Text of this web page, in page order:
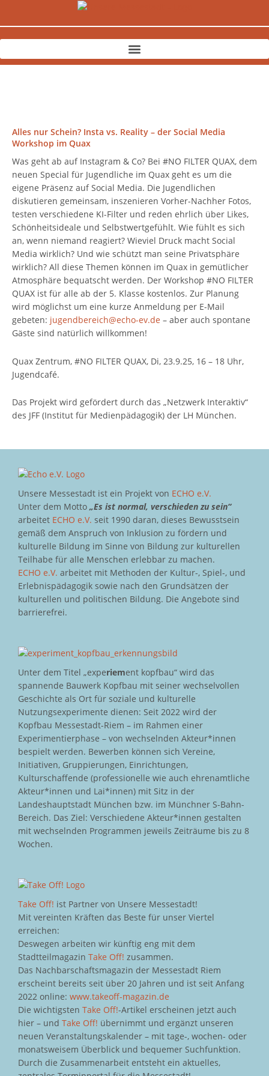
Alles nur Schein? Insta vs. Reality – der Social Media
Workshop im Quax
Was geht ab auf Instagram & Co? Bei #NO FILTER QUAX, dem
neuen Special für Jugendliche im Quax geht es um die
eigene Präsenz auf Social Media. Die Jugendlichen
diskutieren gemeinsam, inszenieren Vorher-Nachher Fotos,
testen verschiedene KI-Filter und reden ehrlich über Likes,
Schönheitsideale und Selbstwertgefühlt. Wie fühlt es sich
an, wenn niemand reagiert? Wieviel Druck macht Social
Media wirklich? Und wie schützt man seine Privatsphäre
wirklich? All diese Themen können im Quax in gemütlicher
Atmosphäre bequatscht werden. Der Workshop #NO FILTER
QUAX ist für alle ab der 5. Klasse kostenlos. Zur Planung
wird möglichst um eine kurze Anmeldung per E-Mail
gebeten: jugendbereich@echo-ev.de – aber auch spontane
Gäste sind natürlich willkommen!
Quax Zentrum, #NO FILTER QUAX, Di, 23.9.25, 16 – 18 Uhr,
Jugendcafé.
Das Projekt wird gefördert durch das „Netzwerk Interaktiv“
des JFF (Institut für Medienpädagogik) der LH München.
Unsere Messestadt ist ein Projekt von ECHO e.V.
Unter dem Motto „Es ist normal, verschieden zu sein“
arbeitet ECHO e.V. seit 1990 daran, dieses Bewusstsein
gemäß dem Anspruch von Inklusion zu fördern und
kulturelle Bildung im Sinne von Bildung zur kulturellen
Teilhabe für alle Menschen erlebbar zu machen.
ECHO e.V. arbeitet mit Methoden der Kultur-, Spiel-, und
Erlebnispädagogik sowie nach den Grundsätzen der
kulturellen und politischen Bildung. Die Angebote sind
barrierefrei.
Unter dem Titel „experiement kopfbau“ wird das
spannende Bauwerk Kopfbau mit seiner wechselvollen
Geschichte als Ort für soziale und kulturelle
Nutzungsexperimente dienen: Seit 2022 wird der
Kopfbau Messestadt-Riem – im Rahmen einer
Experimentierphase – von wechselnden Akteur*innen
bespielt werden. Bewerben können sich Vereine,
Initiativen, Gruppierungen, Einrichtungen,
Kulturschaffende (professionelle wie auch ehrenamtliche
Akteur*innen und Lai*innen) mit Sitz in der
Landeshauptstadt München bzw. im Münchner S-Bahn-
Bereich. Das Ziel: Verschiedene Akteur*innen gestalten
mit wechselnden Programmen jeweils Zeiträume bis zu 8
Wochen.
Take Off! ist Partner von Unsere Messestadt!
Mit vereinten Kräften das Beste für unser Viertel
erreichen:
Deswegen arbeiten wir künftig eng mit dem
Stadtteilmagazin Take Off! zusammen.
Das Nachbarschaftsmagazin der Messestadt Riem
erscheint bereits seit über 20 Jahren und ist seit Anfang
2022 online: www.takeoff-magazin.de
Die wichtigsten Take Off!-Artikel erscheinen jetzt auch
hier – und Take Off! übernimmt und ergänzt unseren
neuen Veranstaltungskalender – mit tage-, wochen- oder
monatsweisem Überblick und bequemer Suchfunktion.
Durch die Zusammenarbeit entsteht ein aktuelles,